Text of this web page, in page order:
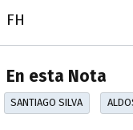
FH
En esta Nota
SANTIAGO SILVA